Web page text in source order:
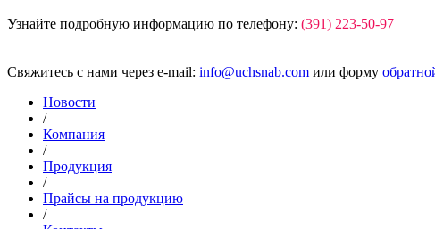
Узнайте подробную информацию по телефону: (391) 223-50-97
Свяжитесь с нами через e-mail: info@uchsnab.com или форму
Новости
/
Компания
/
Продукция
/
Прайсы на продукцию
/